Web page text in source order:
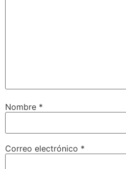
Nombre *
Correo electrónico *